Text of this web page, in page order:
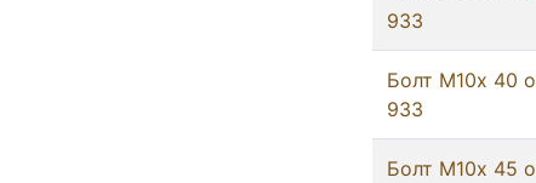
933
Болт М10х 40
933
Болт М10х 45